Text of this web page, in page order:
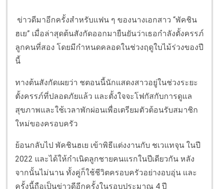
ข่าวดีมาอีกครั้งสำหรับแฟน ๆ ของนางเอกสาว “พัคชิน
ฮเย” เมื่อล่าสุดต้นสังกัดออกมายืนยันว่าเธอกำลังตั้งครรภ์
ลูกคนที่สอง โดยมีกำหนดคลอดในช่วงฤดูใบไม้ร่วงของปี
นี้
ทางต้นสังกัดเผยว่า ชตอนนี้นักแสดงสาวอยู่ในช่วงระยะ
ตั้งครรภ์ที่ปลอดภัยแล้ว และตั้งใจจะโฟกัสกับการดูแล
สุขภาพและใช้เวลาพักผ่อนเพื่อเตรียมตัวต้อนรับสมาชิก
ใหม่ของครอบครัว
ย้อนกลับไป พัคชินฮเย เข้าพิธีแต่งงานกับ ชเวแทจุน ในปี
2022 และได้ให้กำเนิดลูกชายคนแรกในปีเดียวกัน หลัง
จากนั้นไม่นาน ทั้งคู่ก็ใช้ชีวิตครอบครัวอย่างอบอุ่น และ
ครั้งนี้ถือเป็นข่าวดีอีกครั้งในรอบประมาณ 4 ปี